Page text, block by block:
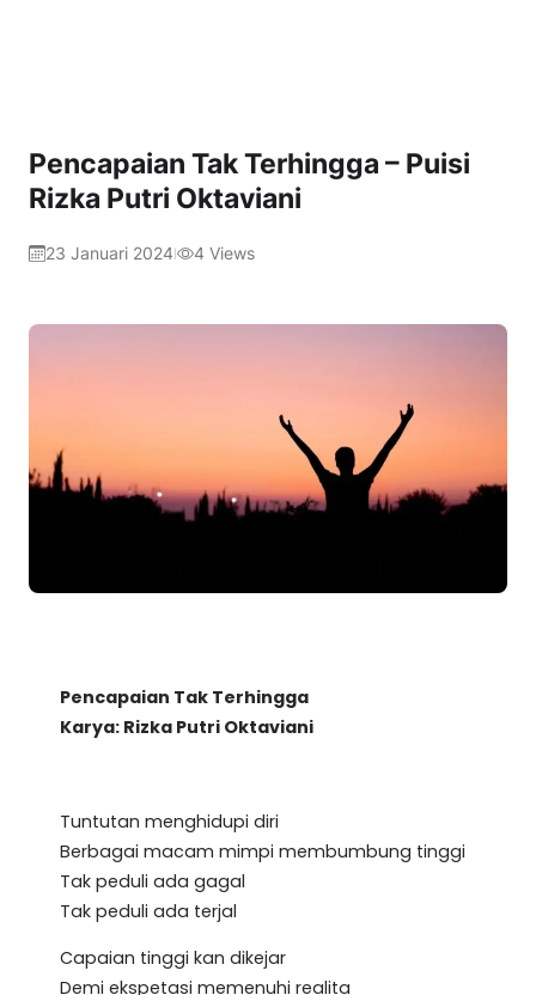
Pencapaian Tak Terhingga – Puisi
Rizka Putri Oktaviani
23 Januari 2024 4 Views
Pencapaian Tak Terhingga
Karya: Rizka Putri Oktaviani
Tuntutan menghidupi diri
Berbagai macam mimpi membumbung tinggi
Tak peduli ada gagal
Tak peduli ada terjal
Capaian tinggi kan dikejar
Demi ekspetasi memenuhi realita